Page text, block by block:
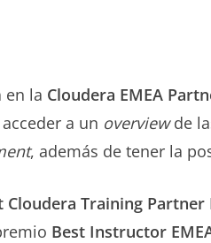
en la Cloudera EMEA
a un overviewde
, además de tener la
Cloudera Training Partner
Best Instructor